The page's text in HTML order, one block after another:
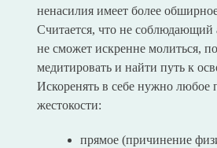
ненасилия имеет более
Считается, что не соблюдающий
не сможет искренне молиться,
медитировать и найти путь к
Искоренять в себе нужно любое
жестокости:
прямое (причинение